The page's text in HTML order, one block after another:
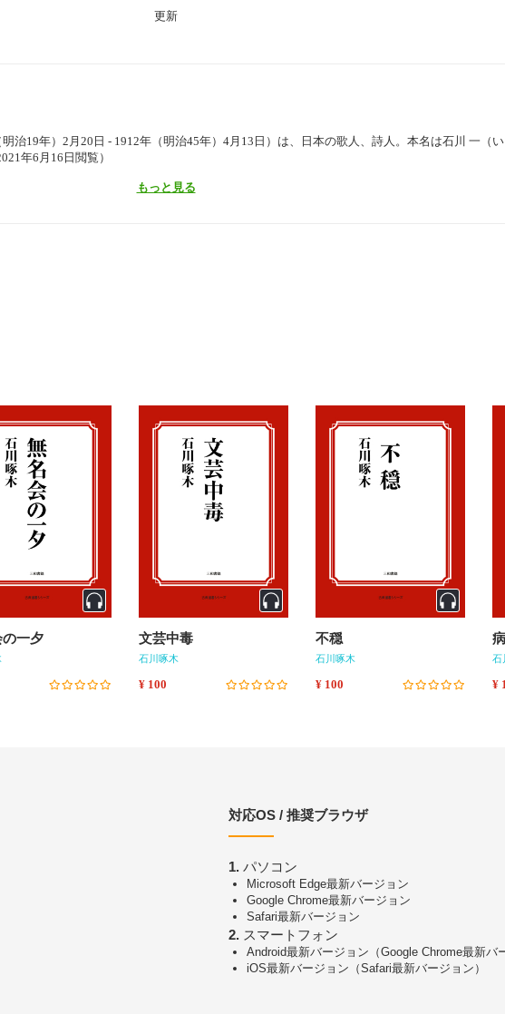
更新
治19年）2月20日 - 1912年（明治45年）4月13日）は、日本の歌人、詩人。本名は石川 一（
年6月16日閲覧）
もっと見る
一夕 文芸中毒
石川啄木
¥ 100
不穏
石川啄木
¥ 100
石
¥
対応OS / 推奨ブラウザ
1.パソコン
Microsoft Edge最新バージョン
Google Chrome最新バージョン
Safari最新バージョン
2.スマートフォン
Android最新バージョン（Google Chrome最新バ
iOS最新バージョン（Safari最新バージョン）